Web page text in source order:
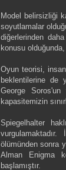
Model belirsizliği
soyutlamalar
diğerlerinden
konusu
Oyun teorisi,
beklentilerine de
George
kapasitemizin
Spiegelhalter
ölümünden sonra
Alman Enigma
başlamıştır.